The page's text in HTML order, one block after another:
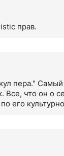
прав.
пера."
Все, что он о
его